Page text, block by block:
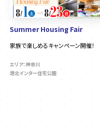
Summer Housing Fair
家族で楽しめるキャンペーン開催！
エリア：神奈川
港北インター住宅公園